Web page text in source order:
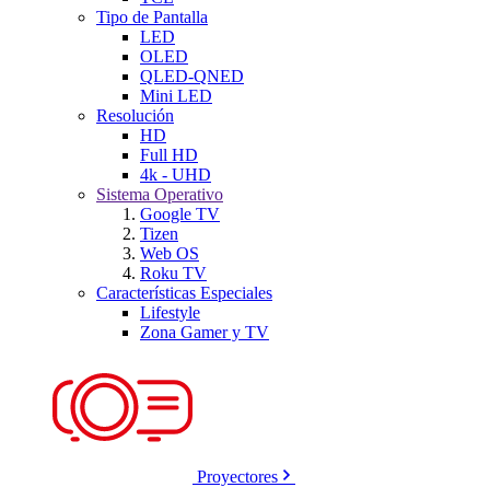
Tipo de Pantalla
LED
OLED
QLED-QNED
Mini LED
Resolución
HD
Full HD
4k - UHD
Sistema Operativo
Google TV
Tizen
Web OS
Roku TV
Características Especiales
Lifestyle
Zona Gamer y TV
Proyectores